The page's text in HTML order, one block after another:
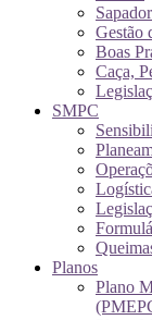
Gestão
Boas
Caça,
SMPC
Planos
Plano